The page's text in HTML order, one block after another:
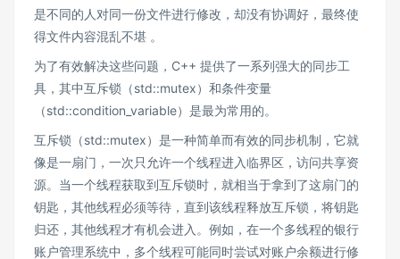
是不同的人对同一份文件进行修改，却没有协调好，最终使
得文件内容混乱不堪 。
为了有效解决这些问题，C++ 提供了一系列强大的同步工
具，其中互斥锁（std::mutex）和条件变量
（std::condition_variable）是最为常用的。
互斥锁（std::mutex）是一种简单而有效的同步机制，它就
像是一扇门，一次只允许一个线程进入临界区，访问共享资
源。当一个线程获取到互斥锁时，就相当于拿到了这扇门的
钥匙，其他线程必须等待，直到该线程释放互斥锁，将钥匙
归还，其他线程才有机会进入。例如，在一个多线程的银行
账户管理系统中，多个线程可能同时尝试对账户余额进行修